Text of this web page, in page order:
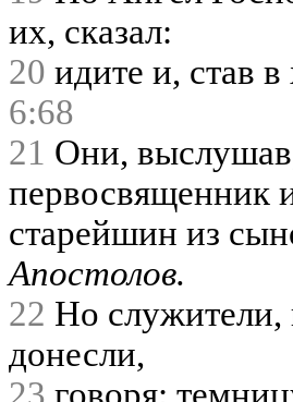
их, сказал:
20 идите и, став
6:68
21 Они,
первосвященник
старейшин из
Апостолов.
22 Но служители,
донесли,